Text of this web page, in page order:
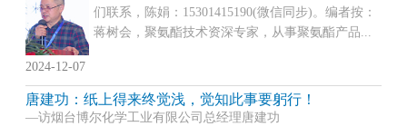
们联系，陈娟：15301415190(微信同步)。编者按：
蒋树会，聚氨酯技术资深专家，从事聚氨酯产品...
2024-12-07
唐建功：纸上得来终觉浅，觉知此事要躬行！
—访烟台博尔化学工业有限公司总经理唐建功